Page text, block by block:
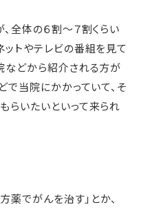
全体の６割〜７割くらい
ットやテレビの番組を見て
などから紹介される方が
で当院にかかっていて、そ
らいたいといって来られ
薬でがんを治す」とか、